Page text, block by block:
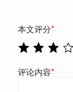
本文评分*
评论内容*